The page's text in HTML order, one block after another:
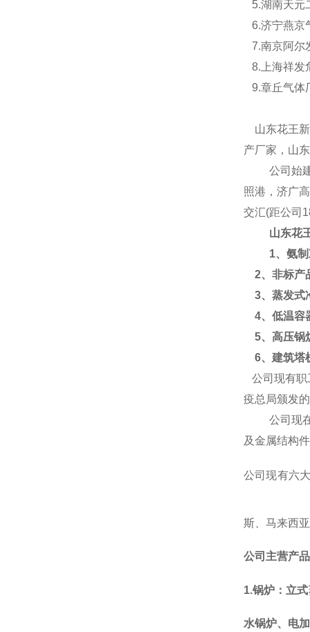
5.湖南天元
6.济宁燕京
7.南京阿尔
8. 上海祥
9.章丘气体
山东花王
产厂家，山
公司 始
照港，济广
交汇(距公司
山东花
1、氨
2、非标产
3、蒸发式
4、低温容
5、高压锅
6、 建筑塔
公司现有职
疫总局颁发
公司现
及金属结构
公司现有六
斯、 马来西亚
公司主营产
1.锅炉：立
水锅炉、电